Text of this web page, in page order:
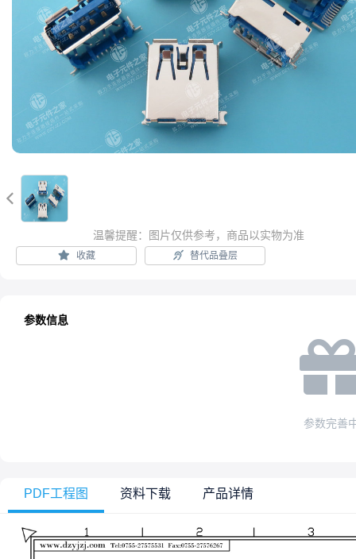

温馨提醒：图片仅供参考，商品以实物为准
收藏 替代品叠层
参数信息
参数完善
PDF工程图 资料下载 产品详情